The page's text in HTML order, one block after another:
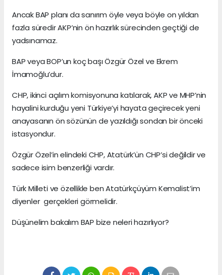
Ancak BAP planı da sanırım öyle veya böyle on yıldan
fazla süredir AKP’nin ön hazırlık sürecinden geçtiği de
yadsınamaz.
BAP veya BOP’un koç başı Özgür Özel ve Ekrem
İmamoğlu’dur.
CHP, ikinci açılım komisyonuna katılarak, AKP ve MHP’nin
hayalini kurduğu yeni Türkiye’yi hayata geçirecek yeni
anayasanın ön sözünün de yazıldığı sondan bir önceki
istasyondur.
Özgür Özel’in elindeki CHP, Atatürk’ün CHP’si değildir ve
sadece isim benzerliği vardır.
Türk Milleti ve özellikle ben Atatürkçüyüm Kemalist’im
diyenler gerçekleri görmelidir.
Düşünelim bakalım BAP bize neleri hazırlıyor?